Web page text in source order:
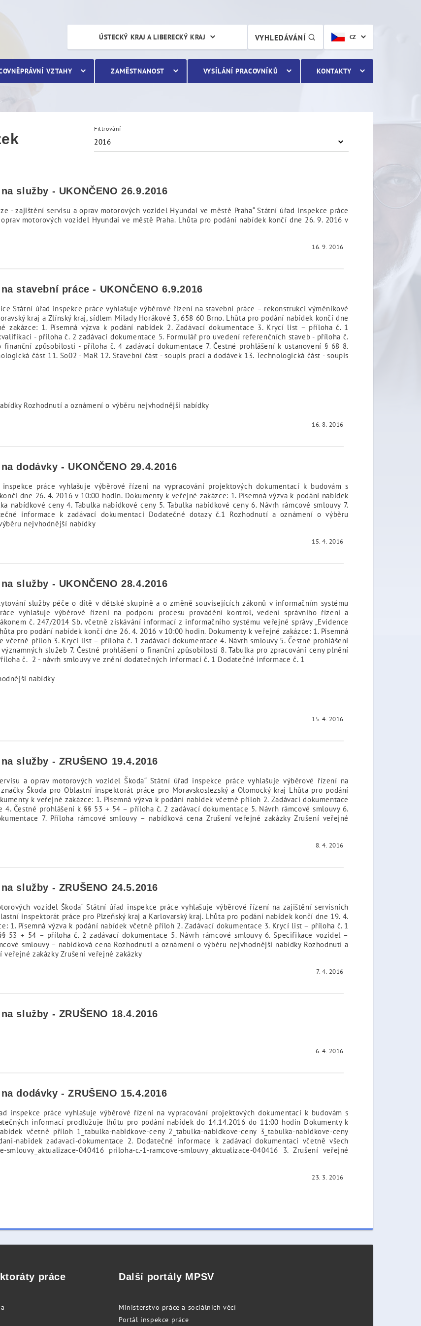
CZ
VYHLEDÁVÁNÍ
ÚSTECKÝ KRAJ A LIBERECKÝ KRAJ
VZTAHY ZAMĚSTNANOST VYSÍLÁNÍ PRACOVNÍKŮ KONTAKTY
Filtrování
2016
služby - UKONČENO 26.9.2016
- zajištění servisu a oprav motorových vozidel Hyundai ve městě Praha“ Státní úřad inspekce práce
motorových vozidel Hyundai ve městě Praha. Lhůta pro podání nabídek končí dne 26. 9. 2016 v
16. 9. 2016
stavební práce - UKONČENO 6.9.2016
Státní úřad inspekce práce vyhlašuje výběrové řízení na stavební práce – rekonstrukci výměníkové
kraj a Zlínský kraj, sídlem Milady Horákové 3, 658 60 Brno. Lhůta pro podání nabídek končí dne
zakázce: 1. Písemná výzva k podání nabídek 2. Zadávací dokumentace 3. Krycí list – příloha č. 1
- příloha č. 2 zadávací dokumentace 5. Formulář pro uvedení referenčních staveb - příloha č.
finanční způsobilosti - příloha č. 4 zadávací dokumentace 7. Čestné prohlášení k ustanovení § 68 8.
část 11. So02 - MaR 12. Stavební část - soupis prací a dodávek 13. Technologická část - soupis
Rozhodnutí a oznámení o výběru nejvhodnější nabídky
16. 8. 2016
dodávky - UKONČENO 29.4.2016
práce vyhlašuje výběrové řízení na vypracování projektových dokumentací k budovám s
dne 26. 4. 2016 v 10:00 hodin. Dokumenty k veřejné zakázce: 1. Písemná výzva k podání nabídek
nabídkové ceny 4. Tabulka nabídkové ceny 5. Tabulka nabídkové ceny 6. Návrh rámcové smlouvy 7.
informace k zadávací dokumentaci Dodatečné dotazy č.1 Rozhodnutí a oznámení o výběru
nejvhodnější nabídky
15. 4. 2016
služby - UKONČENO 28.4.2016
služby péče o dítě v dětské skupině a o změně souvisejících zákonů v informačním systému
vyhlašuje výběrové řízení na podporu procesu provádění kontrol, vedení správního řízení a
č. 247/2014 Sb. včetně získávání informací z informačního systému veřejné správy „Evidence
pro podání nabídek končí dne 26. 4. 2016 v 10:00 hodin. Dokumenty k veřejné zakázce: 1. Písemná
včetně příloh 3. Krycí list – příloha č. 1 zadávací dokumentace 4. Návrh smlouvy 5. Čestné prohlášení
služeb 7. Čestné prohlášení o finanční způsobilosti 8. Tabulka pro zpracování ceny plnění
č. 2 - návrh smlouvy ve znění dodatečných informací č. 1 Dodatečné informace č. 1
nabídky
15. 4. 2016
služby - ZRUŠENO 19.4.2016
a oprav motorových vozidel Škoda“ Státní úřad inspekce práce vyhlašuje výběrové řízení na
Škoda pro Oblastní inspektorát práce pro Moravskoslezský a Olomocký kraj Lhůta pro podání
k veřejné zakázce: 1. Písemná výzva k podání nabídek včetně příloh 2. Zadávací dokumentace
Čestné prohlášení k §§ 53 + 54 – příloha č. 2 zadávací dokumentace 5. Návrh rámcové smlouvy 6.
7. Příloha rámcové smlouvy – nabídková cena Zrušení veřejné zakázky Zrušení veřejné
8. 4. 2016
služby - ZRUŠENO 24.5.2016
vozidel Škoda“ Státní úřad inspekce práce vyhlašuje výběrové řízení na zajištění servisních
inspektorát práce pro Plzeňský kraj a Karlovarský kraj. Lhůta pro podání nabídek končí dne 19. 4.
1. Písemná výzva k podání nabídek včetně příloh 2. Zadávací dokumentace 3. Krycí list – příloha č. 1
53 + 54 – příloha č. 2 zadávací dokumentace 5. Návrh rámcové smlouvy 6. Specifikace vozidel –
smlouvy – nabídková cena Rozhodnutí a oznámení o výběru nejvhodnější nabídky Rozhodnutí a
zakázky Zrušení veřejné zakázky
7. 4. 2016
služby - ZRUŠENO 18.4.2016
6. 4. 2016
dodávky - ZRUŠENO 15.4.2016
úřad inspekce práce vyhlašuje výběrové řízení na vypracování projektových dokumentací k budovám s
informací prodlužuje lhůtu pro podání nabídek do 14.14.2016 do 11:00 hodin Dokumenty k
včetně příloh 1_tabulka-nabidkove-ceny 2_tabulka-nabidkove-ceny 3_tabulka-nabidkove-ceny
nabidek zadavaci-dokumentace 2. Dodatečné informace k zadávací dokumentaci včetně všech
smlouvy_aktualizace-040416 priloha-c.-1-ramcove-smlouvy_aktualizace-040416 3. Zrušení veřejné
23. 3. 2016
práce Další portály MPSV
Ministerstvo práce a sociálních věcí
Portál inspekce práce